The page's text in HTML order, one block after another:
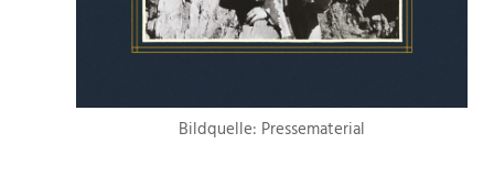
Bildquelle: Pressematerial